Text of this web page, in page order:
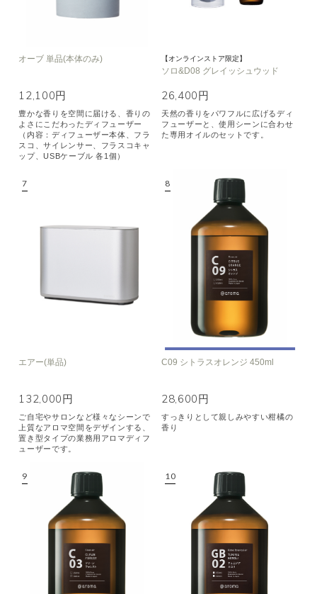
オーブ 単品(本体のみ)
12,100円
豊かな香りを空間に届ける、香りの
よさにこだわったディフューザー
（内容：ディフューザー本体、フラ
スコ、サイレンサー、フラスコキャ
ップ、USBケーブル 各1個）
【オンラインストア限定】
ソロ&D08 グレイッシュウッド
26,400円
天然の香りをパワフルに広げるディ
フューザーと、使用シーンに合わせ
た専用オイルのセットです。
エアー(単品)
132,000円
ご自宅やサロンなど様々なシーンで
上質なアロマ空間をデザインする、
置き型タイプの業務用アロマディフ
ューザーです。
C09 シトラスオレンジ 450ml
28,600円
すっきりとして親しみやすい柑橘の
香り